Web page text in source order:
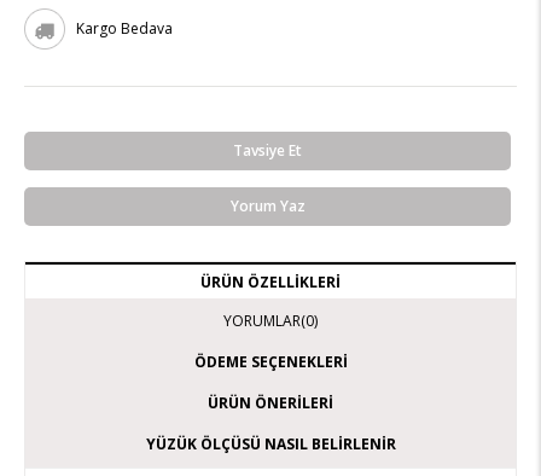
Kargo Bedava
Tavsiye Et
Yorum Yaz
ÜRÜN ÖZELLIKLERI
YORUMLAR(0)
ÖDEME SEÇENEKLERI
ÜRÜN ÖNERILERI
YÜZÜK ÖLÇÜSÜ NASIL BELIRLENIR